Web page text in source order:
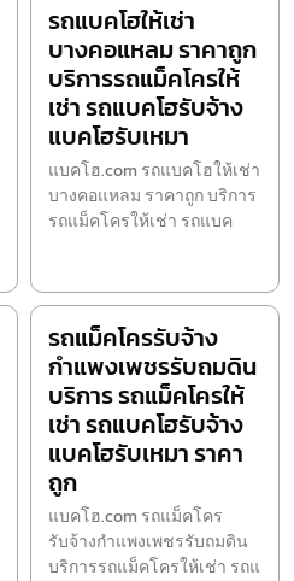
รถแบคโฮให้เช่า
บางคอแหลม ราคาถูก
บริการรถแม็คโครให้
เช่า รถแบคโฮรับจ้าง
แบคโฮรับเหมา
แบคโฮ.com รถแบคโฮให้เช่า
บางคอแหลม ราคาถูก บริการ
รถแม็คโครให้เช่า รถแบค
รถแม็คโครรับจ้าง
กำแพงเพชรรับถมดิน
บริการ รถแม็คโครให้
เช่า รถแบคโฮรับจ้าง
แบคโฮรับเหมา ราคา
ถูก
แบคโฮ.com รถแม็คโคร
รับจ้างกำแพงเพชรรับถมดิน
บริการรถแม็คโครให้เช่า รถแ